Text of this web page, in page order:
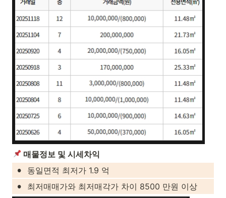
매물정보 및 시세차익
• 동일면적 최저가 1.9 억
• 최저매매가와 최저매각가 차이 8500 만원 이상